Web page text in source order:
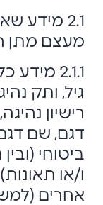
2.1 מידע
מעצם מתן
2.1.1
גיל, ותק
רישיון
דגם, שם
ביטוחי
ו/או
אחרים